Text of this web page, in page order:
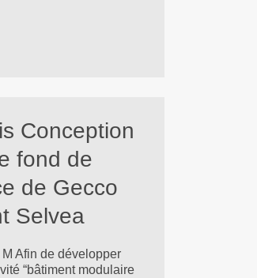
Conception
fond de
de Gecco
Selvea
Afin de développer
“bâtiment modulaire